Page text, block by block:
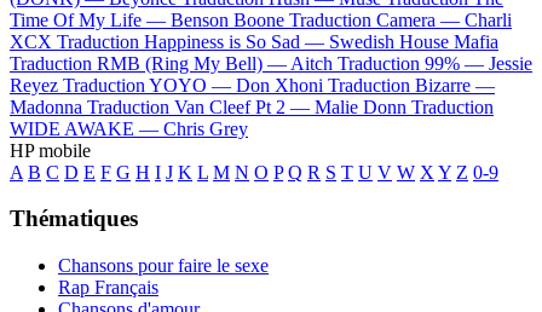
Time Of My Life — Benson Boone Traduction Camera — Charli
XCX Traduction Happiness is So Sad — Swedish House Mafia
Traduction RMB (Ring My Bell) — Aitch Traduction 99% — Jessie
Reyez Traduction YOYO — Don Xhoni Traduction Bizarre —
Madonna Traduction Van Cleef Pt 2 — Malie Donn Traduction
WIDE AWAKE — Chris Grey
HP mobile
A B C D E F G H I J K L M N O P Q R S T U V W X Y Z 0-9
Thématiques
Chansons pour faire le sexe
Rap Français